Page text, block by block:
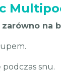
na
podczas snu.